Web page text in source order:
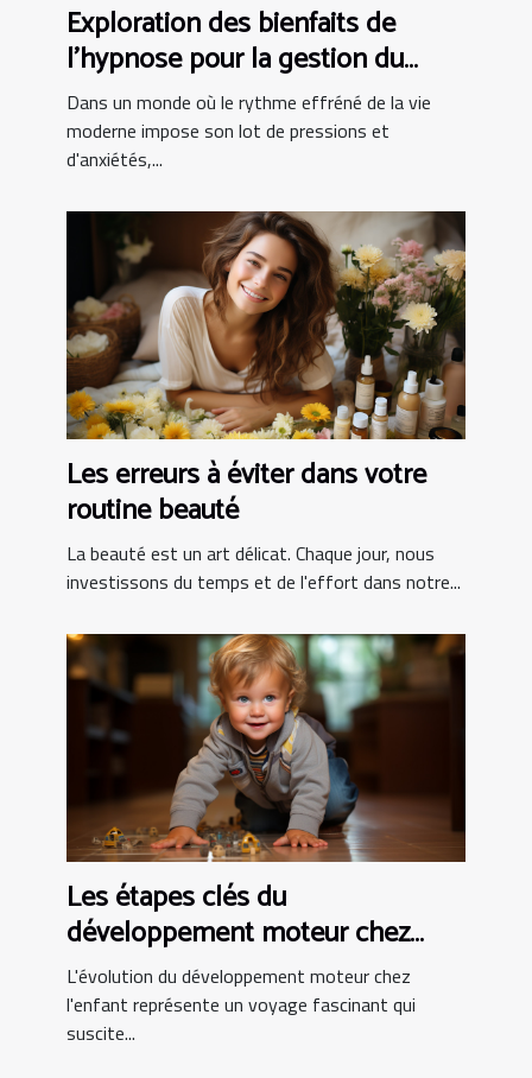
Exploration des bienfaits de
l'hypnose pour la gestion du
stress
Dans un monde où le rythme effréné de la vie
moderne impose son lot de pressions et
d'anxiétés,...
Les erreurs à éviter dans votre
routine beauté
La beauté est un art délicat. Chaque jour, nous
investissons du temps et de l'effort dans notre...
Les étapes clés du
développement moteur chez
l'enfant
L'évolution du développement moteur chez
l'enfant représente un voyage fascinant qui
suscite...